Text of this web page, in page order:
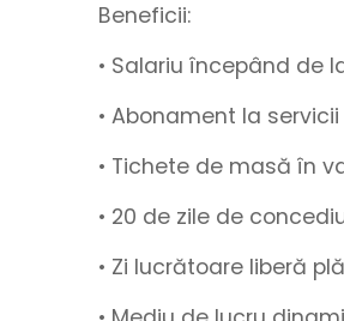
Beneficii:
• Salariu începând de
• Abonament la
• Tichete de masă în
• 20 de zile de
• Zi lucrătoare liberă